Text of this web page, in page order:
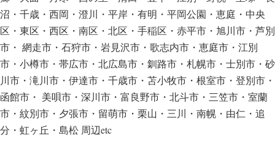
沼・千歳・西岡・澄川・平岸・有明・平岡公園・恵庭・中央
区・東区・西区・南区・北区・手稲区・赤平市・旭川市・芦別
市・ 網走市・石狩市・岩見沢市・歌志内市・恵庭市・江別
市・小樽市・帯広市・北広島市・釧路市・札幌市・士別市・砂
川市・滝川市・伊達市・千歳市・苫小牧市・根室市・登別市・
函館市・ 美唄市・深川市・富良野市・北斗市・三笠市・室蘭
市・紋別市・夕張市・留萌市・栗山・三川・南幌・由仁・追
分・虹ヶ丘・島松 周辺etc